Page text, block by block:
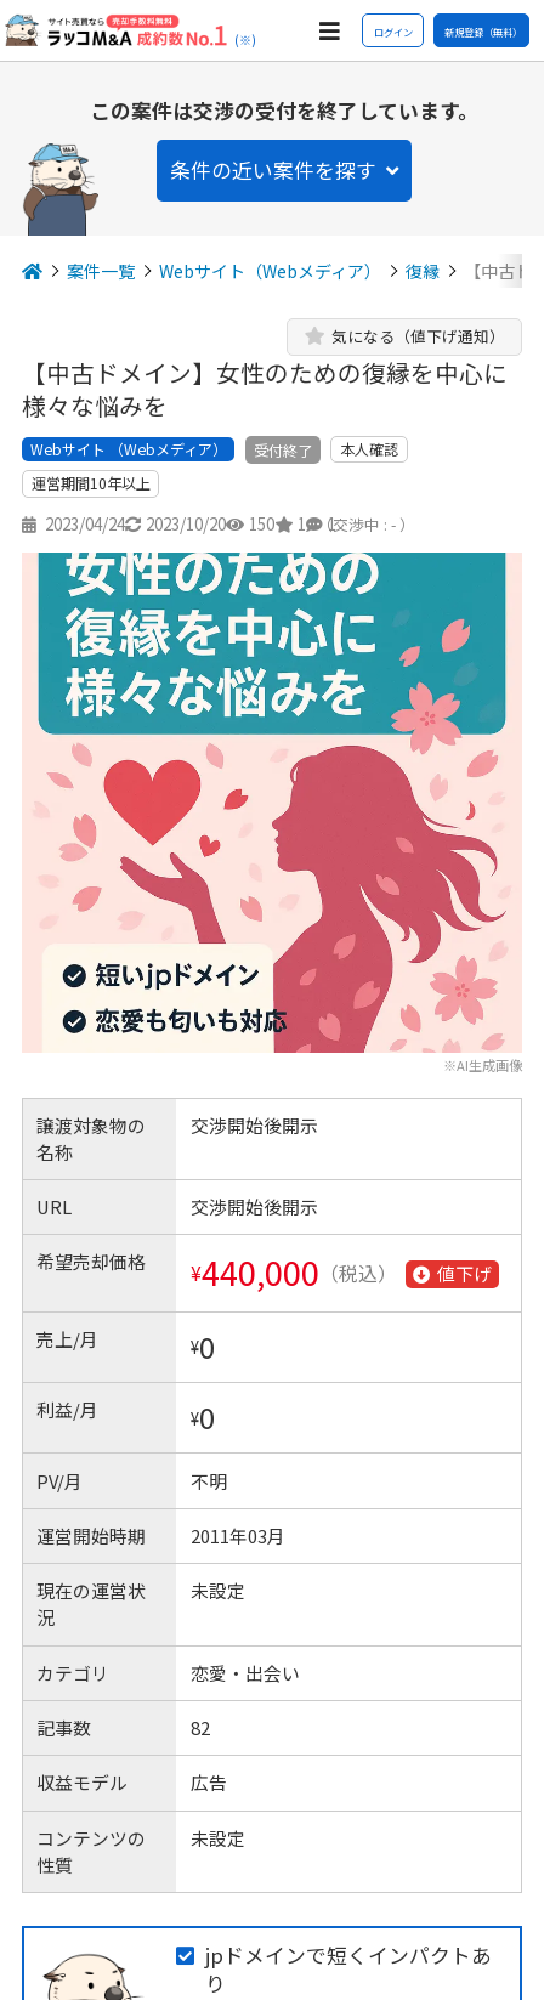
(※) ログイン 新規登録（無料）
この案件は交渉の受付を終了しています。
条件の近い案件を探す
案件一覧 Webサイト（Webメディア） 復縁 【中古
【中古ドメイン】女性のための復縁を中心に
様々な悩みを
気になる（値下げ通知）
Webサイト （Webメディア） 受付終了
本人確認
運営期間10年以上
2023/04/24 2023/10/20 150 1 1
（交渉中 : - ）
※AI生成画像
譲渡対象物の
名称
交渉開始後開示
URL 交渉開始後開示
希望売却価格 ¥440,000 （税込） 値下げ
売上/月 ¥0
利益/月 ¥0
PV/月 不明
運営開始時期 2011年03月
現在の運営状
況
未設定
カテゴリ 恋愛・出会い
記事数 82
収益モデル 広告
コンテンツの
性質
未設定
jpドメインで短くインパクトあ
り